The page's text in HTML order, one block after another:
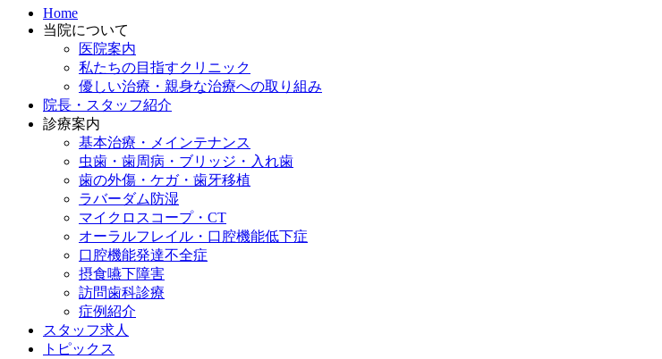
Home
当院について
医院案内
私たちの目指すクリニック
優しい治療・親身な治療への取り組み
院長・スタッフ紹介
診療案内
基本治療・メインテナンス
虫歯・歯周病・ブリッジ・入れ歯
歯の外傷・ケガ・歯牙移植
ラバーダム防湿
マイクロスコープ・CT
オーラルフレイル・口腔機能低下症
口腔機能発達不全症
摂食嚥下障害
訪問歯科診療
症例紹介
スタッフ求人
トピックス